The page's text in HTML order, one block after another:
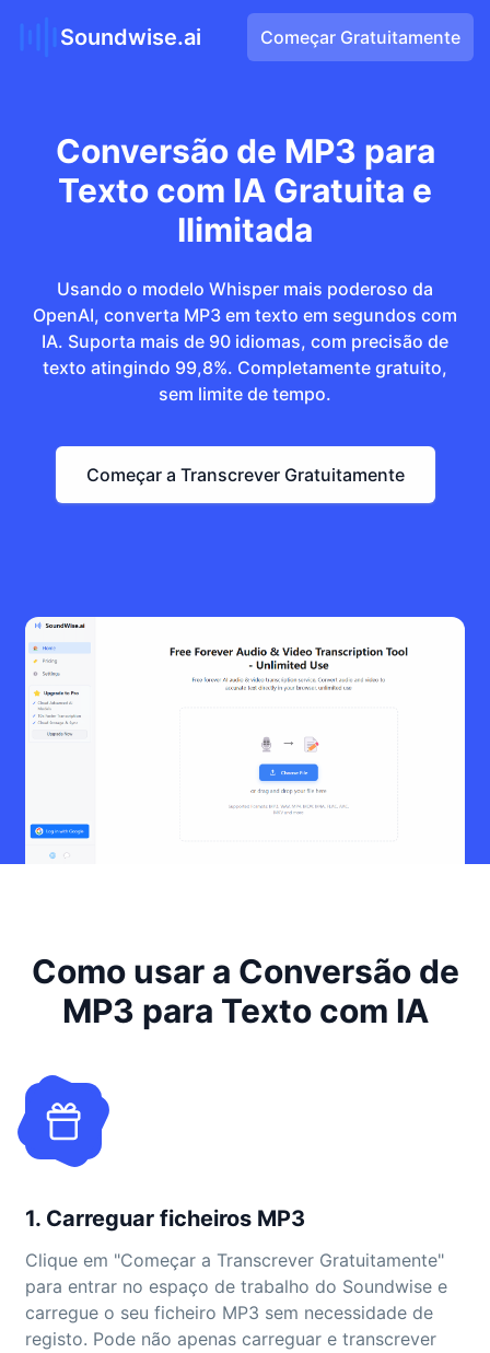
Soundwise.ai Começar Gratuitamente
Conversão de MP3 para
Texto com IA Gratuita e
Ilimitada
Usando o modelo Whisper mais poderoso da
OpenAI, converta MP3 em texto em segundos com
IA. Suporta mais de 90 idiomas, com precisão de
texto atingindo 99,8%. Completamente gratuito,
sem limite de tempo.
Começar a Transcrever Gratuitamente
Como usar a Conversão de
MP3 para Texto com IA
1. Carreguar ficheiros MP3
Clique em "Começar a Transcrever Gratuitamente"
para entrar no espaço de trabalho do Soundwise e
carregue o seu ficheiro MP3 sem necessidade de
registo. Pode não apenas carreguar e transcrever